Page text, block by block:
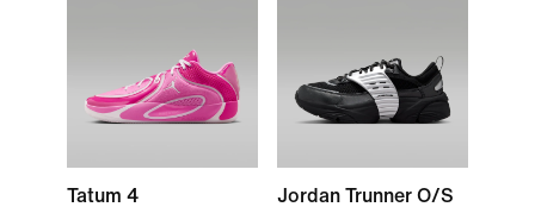
Tatum 4
Jordan Trunner O/S